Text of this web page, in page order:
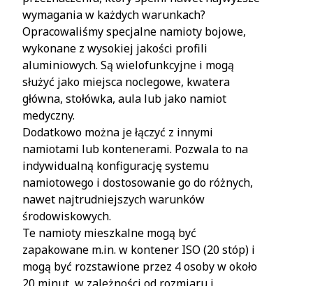
wymagania w każdych warunkach?
Opracowaliśmy specjalne namioty bojowe,
wykonane z wysokiej jakości profili
aluminiowych. Są wielofunkcyjne i mogą
służyć jako miejsca noclegowe, kwatera
główna, stołówka, aula lub jako namiot
medyczny.
Dodatkowo można je łączyć z innymi
namiotami lub kontenerami. Pozwala to na
indywidualną konfigurację systemu
namiotowego i dostosowanie go do różnych,
nawet najtrudniejszych warunków
środowiskowych.
Te namioty mieszkalne mogą być
zapakowane m.in. w kontener ISO (20 stóp) i
mogą być rozstawione przez 4 osoby w około